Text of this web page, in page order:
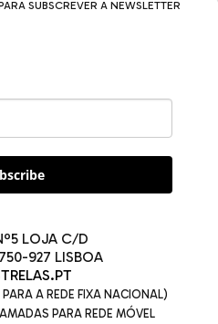
SUBSCREVER A NEWSLETTER
LOJA C/D
927 LISBOA
A REDE FIXA NACIONAL)
PARA REDE MÓVEL